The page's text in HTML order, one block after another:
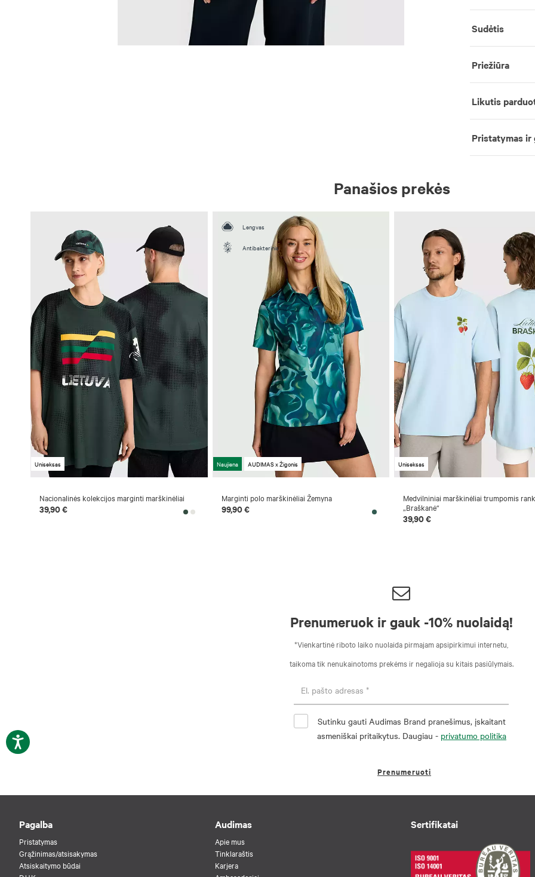
Sudėtis
Priežiūra
Likutis
Pristatymas ir
Panašios prekės
Uniseksas
Nacionalinės kolekcijos marginti marškinėliai
39,90 €
Lengvas
Antibakterinis
Naujiena AUDIMAS x Žigonis
Marginti polo marškinėliai Žemyna
99,90 €
Uniseksas
Medvilniniai marškinėliai trumpomis
„Braškanė“
39,90 €
Prenumeruok ir gauk -10% nuolaidą!
*Vienkartinė riboto laiko nuolaida pirmajam apsipirkimui internetu,
taikoma tik nenukainotoms prekėms ir negalioja su kitais pasiūlymais.
Sutinku gauti Audimas Brand pranešimus, įskaitant
asmeniškai pritaikytus. Daugiau - privatumo politika
Prenumeruoti
Pagalba
Pristatymas
Grąžinimas/atsisakymas
Atsiskaitymo būdai
Audimas
Apie mus
Tinklaraštis
Karjera
Sertifikatai